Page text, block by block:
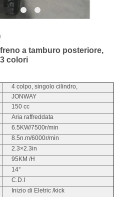
a tamburo posteriore,
colori
4 colpo, singolo cilindro,
JONWAY
150 cc
Aria raffreddata
6.5KW/7500r/min
8.5n.m/6000r/min
2.3×2.3in
95KM /H
14°
C.D.I
Inizio di Eletric /kick